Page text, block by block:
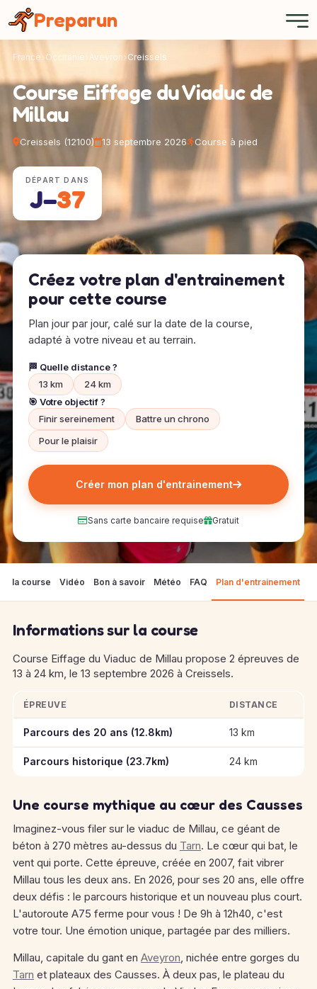
Preparun
France Occitanie Aveyron Creissels
Course Eiffage du Viaduc de
Millau
Creissels (12100) 13 septembre 2026 Course à pied
DÉPART DANS
J−37
Créez votre plan d'entrainement
pour cette course
Plan jour par jour, calé sur la date de la course,
adapté à votre niveau et au terrain.
🏁 Quelle distance ?
13 km
24 km
🎯 Votre objectif ?
Finir sereinement
Battre un chrono
Pour le plaisir
Créer mon plan d'entrainement
Sans carte bancaire requise Gratuit
la course Vidéo Bon à savoir Météo FAQ Plan d'entrainement
Informations sur la course
Course Eiffage du Viaduc de Millau propose 2 épreuves de
13 à 24 km, le 13 septembre 2026 à Creissels.
Informations clés des épreuves de Course Eiffage du Viaduc
ÉPREUVE DISTANCE
Parcours des 20 ans (12.8km) 13 km
Parcours historique (23.7km) 24 km
Une course mythique au cœur des Causses
Imaginez-vous filer sur le viaduc de Millau, ce géant de
béton à 270 mètres au-dessus du Tarn. Le cœur qui bat, le
vent qui porte. Cette épreuve, créée en 2007, fait vibrer
Millau tous les deux ans. En 2026, pour ses 20 ans, elle offre
deux défis : le parcours historique et un nouveau plus court.
L'autoroute A75 ferme pour vous ! De 9h à 12h40, c'est
votre tour. Une émotion unique, partagée par des milliers.
Millau, capitale du gant en Aveyron, nichée entre gorges du
Tarn et plateaux des Causses. À deux pas, le plateau du
Panneau de gestion des cookies